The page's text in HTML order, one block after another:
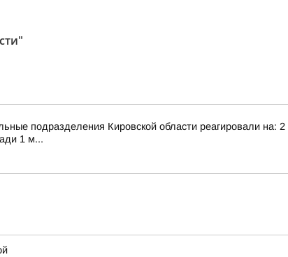
подразделения Кировской области реагировали на: 2
1 м...